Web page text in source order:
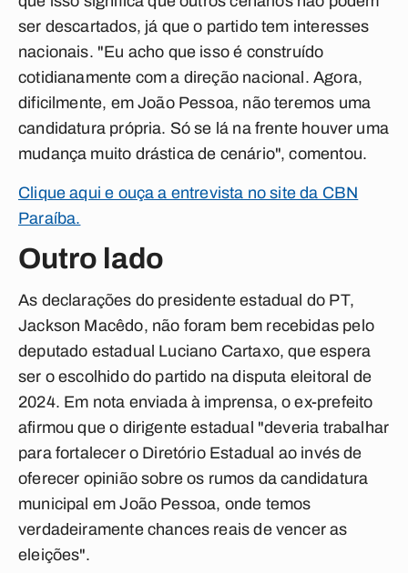
ser descartados, já que o partido tem interesses
nacionais. "Eu acho que isso é construído
cotidianamente com a direção nacional. Agora,
dificilmente, em João Pessoa, não teremos uma
candidatura própria. Só se lá na frente houver uma
mudança muito drástica de cenário", comentou.
Clique aqui e ouça a entrevista no site da CBN
Paraíba.
Outro lado
As declarações do presidente estadual do PT,
Jackson Macêdo, não foram bem recebidas pelo
deputado estadual Luciano Cartaxo, que espera
ser o escolhido do partido na disputa eleitoral de
2024. Em nota enviada à imprensa, o ex-prefeito
afirmou que o dirigente estadual "deveria trabalhar
para fortalecer o Diretório Estadual ao invés de
oferecer opinião sobre os rumos da candidatura
municipal em João Pessoa, onde temos
verdadeiramente chances reais de vencer as
eleições".